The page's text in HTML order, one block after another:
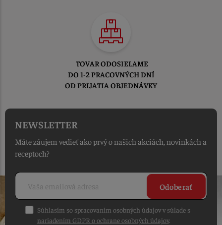
TOVAR ODOSIELAME
DO 1-2 PRACOVNÝCH DNÍ
OD PRIJATIA OBJEDNÁVKY
NEWSLETTER
Máte záujem vedieť ako prvý o našich akciách, novinkách a
receptoch?
Odoberať
Súhlasím so spracovaním osobných údajov v súlade s
nariadením GDPR o ochrane osobných údajov.